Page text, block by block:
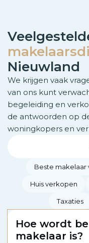
Nieuwland
We krijgen vaak
van ons kunt
begeleiding en
de antwoorden op
woningkopers en
Beste makelaar
Huis verkopen
Taxaties
Hoe wordt
makelaar is?